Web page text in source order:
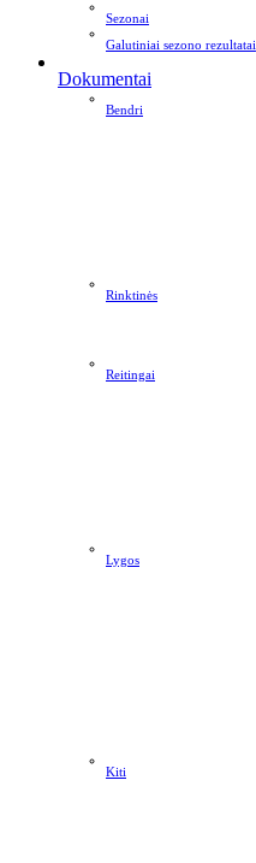
Sezonai
Galutiniai sezono rezultatai
Dokumentai
Bendri
Rinktinės
Reitingai
Lygos
Kiti